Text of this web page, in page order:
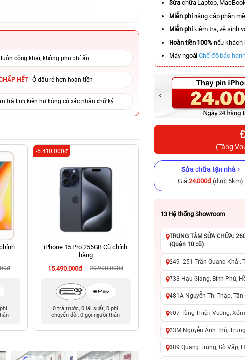
luôn công khai, không phụ phí ẩn
HẾT- Ở đâu rẻ hơn hoàn tiền
trả linh kiện hư hỏng có xác nhận chữ ký
iPhone 15 Pro 256GB Cũ chính
hãng
15.490.000đ
20.900.000đ
-5.410.000đ
0 trả trước, 0 lãi suất, 0 phí
chuyển đổi, 0 gọi người thân
iPhone 11 Pro 256GB Cũ chính
hãng
5.090.000đ
9.990.000đ
-4.900.000đ
chuyển đổi, 0 gọi người thân
Sửa chữa Laptop,
Miễn phínâng cấp phần
Miễn phíkiểm tra, vệ sinh
Hoàn tiền 100% nếu khách
Máy ngoài Chế độ bảo hành
(Tặng
Sửa chữa tận nhà
Giá 24.000đ(dưới 5km)
13 Hệ thống Showroom
TRUNG TÂM SỬA CHỮA:
(Quận 10 cũ)
249 -251 Trần Quang Khải,
733 Hậu Giang, Bình Phú,
481A Nguyễn Thị Thập,
507 Tùng Thiện Vương,
23M Nguyễn Ảnh Thủ,
389 Quang Trung, Gò Vấp,